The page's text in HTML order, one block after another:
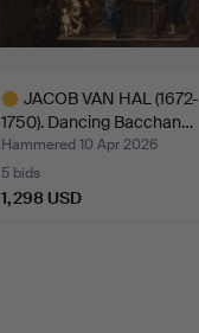
JACOB VAN HAL (1672-
1750). Dancing Bacchan…
Hammered 10 Apr 2026
5 bids
1,298 USD